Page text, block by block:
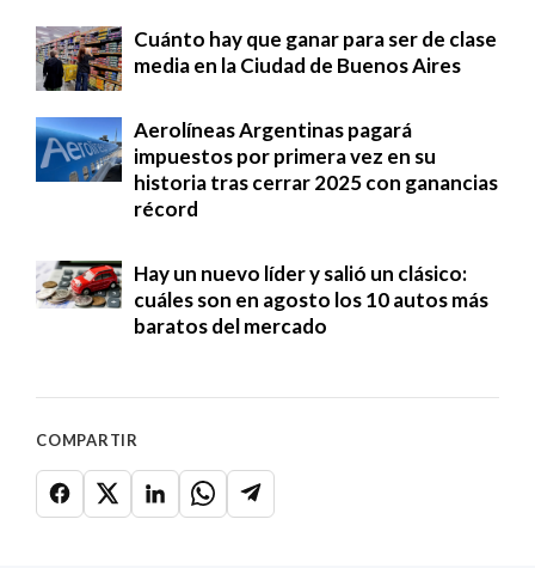
Cuánto hay que ganar para ser de clase
media en la Ciudad de Buenos Aires
Aerolíneas Argentinas pagará
impuestos por primera vez en su
historia tras cerrar 2025 con ganancias
récord
Hay un nuevo líder y salió un clásico:
cuáles son en agosto los 10 autos más
baratos del mercado
COMPARTIR